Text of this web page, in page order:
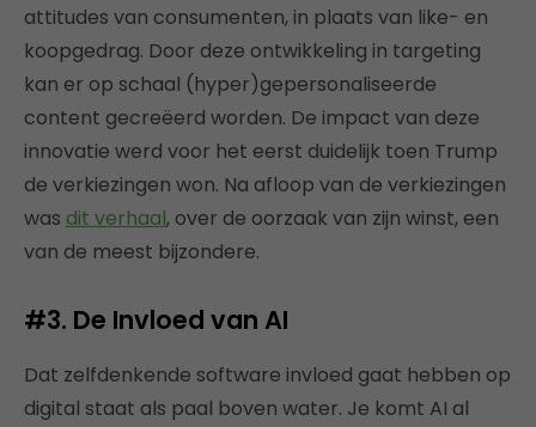
attitudes van consumenten, in plaats van like- en
koopgedrag. Door deze ontwikkeling in targeting
kan er op schaal (hyper)gepersonaliseerde
content gecreëerd worden. De impact van deze
innovatie werd voor het eerst duidelijk toen Trump
de verkiezingen won. Na afloop van de verkiezingen
was dit verhaal, over de oorzaak van zijn winst, een
van de meest bijzondere.
#3. De Invloed van AI
Dat zelfdenkende software invloed gaat hebben op
digital staat als paal boven water. Je komt AI al